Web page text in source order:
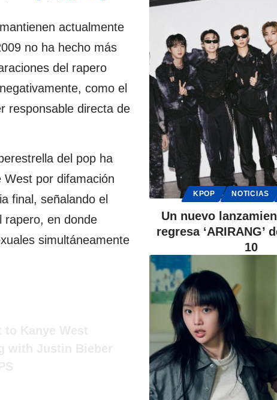
actualmente
no ha hecho más
del rapero
como el
responsable directa de
del pop ha
West por difamación
final, señalando el
rapero, en donde
simultáneamente
KPOP NOTICIAS
Un nuevo
regresa ‘ARIRANG’
10